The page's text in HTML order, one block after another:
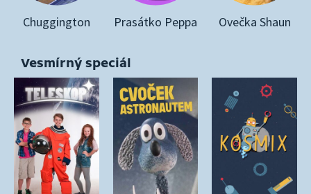
Chuggington Prasátko Peppa Ovečka Shaun
Vesmírný speciál